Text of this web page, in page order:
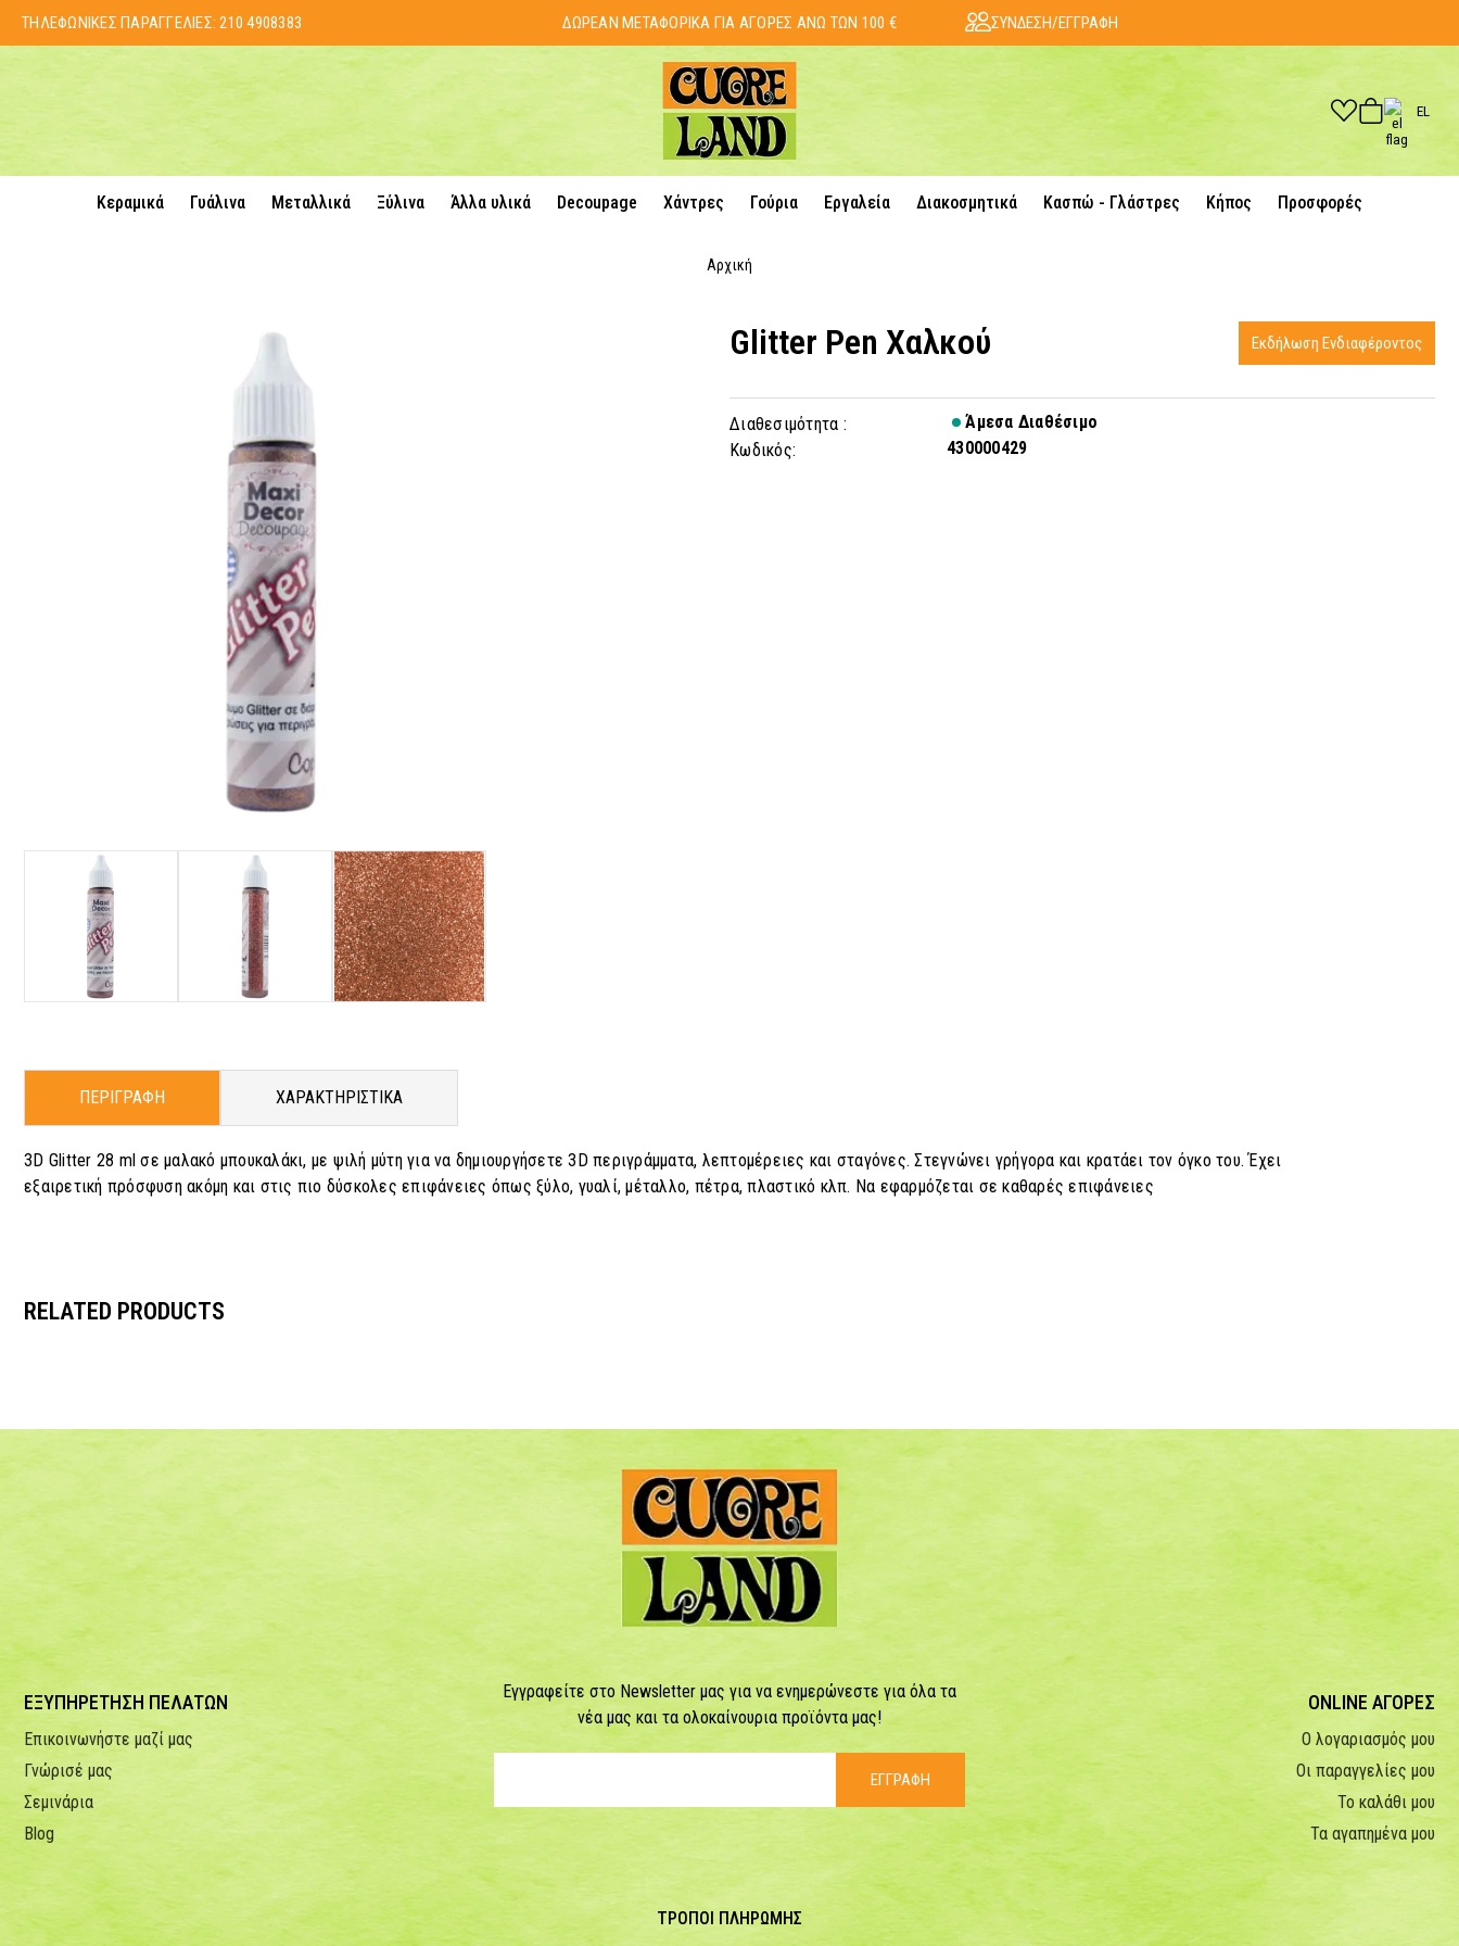
ΤΗΛΕΦΩΝΙΚΕΣ ΠΑΡΑΓΓΕΛΙΕΣ:210 4908383 ΔΩΡΕΑΝ ΜΕΤΑΦΟΡΙΚΑ ΓΙΑ ΑΓΟΡΕΣ ΑΝΩ ΤΩΝ 100 € ΣΥΝΔΕΣΗ/ΕΓΓΡΑΦΗ
EL
Κεραμικά Γυάλινα Μεταλλικά Ξύλινα Άλλα υλικά Decoupage Χάντρες Γούρια Εργαλεία Διακοσμητικά Κασπώ - Γλάστρες Κήπος Προσφορές
Αρχική
Glitter Pen Χαλκού
Διαθεσιμότητα :
Άμεσα Διαθέσιμο
Κωδικός:
430000429
ΠΕΡΙΓΡΑΦΗ ΧΑΡΑΚΤΗΡΙΣΤΙΚΑ
3D Glitter 28 ml σε μαλακό μπουκαλάκι, με ψιλή μύτη για να δημιουργήσετε 3D περιγράμματα, λεπτομέρειες και σταγόνες. Στεγνώνει γρήγορα και κρατάει τον όγκο του. Έχει
εξαιρετική πρόσφυση ακόμη και στις πιο δύσκολες επιφάνειες όπως ξύλο, γυαλί, μέταλλο, πέτρα, πλαστικό κλπ. Να εφαρμόζεται σε καθαρές επιφάνειες
Εκδήλωση Ενδιαφέροντος
RELATED PRODUCTS
ΕΞΥΠΗΡΕΤΗΣΗ ΠΕΛΑΤΩΝ
Επικοινωνήστε μαζί μας
Γνώρισέ μας
Σεμινάρια
Blog
Εγγραφείτε στο Newsletter μας για να ενημερώνεστε για όλα τα
νέα μας και τα ολοκαίνουρια προϊόντα μας!
ΕΓΓΡΑΦΗ
ONLINE ΑΓΟΡΕΣ
Ο λογαριασμός μου
Οι παραγγελίες μου
Το καλάθι μου
Τα αγαπημένα μου
ΤΡΟΠΟΙ ΠΛΗΡΩΜΗΣ